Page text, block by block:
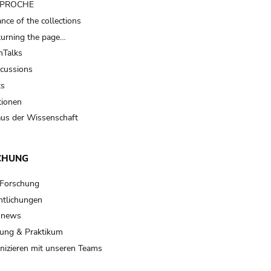
of the collections
the page…
der Wissenschaft
& Praktikum
mit unseren Teams